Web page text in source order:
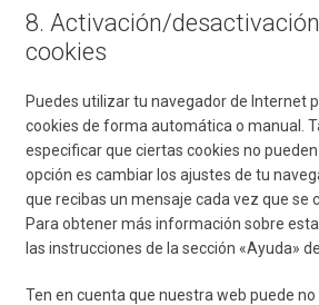
8. Activación/
cookies
Puedes utilizar tu navegador de Internet
cookies de forma automática o manual.
especificar que ciertas cookies no
opción es cambiar los ajustes de tu
que recibas un mensaje cada vez que se
Para obtener más información sobre
las instrucciones de la sección «Ayuda»
Ten en cuenta que nuestra web puede